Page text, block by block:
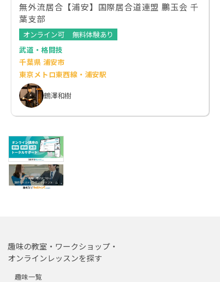
無外流居合【浦安】国際居合道連盟 鵬玉会 千
葉支部
オンライン可
無料体験あり
武道・格闘技
千葉県 浦安市
東京メトロ東西線・浦安駅
鶴澤和樹
趣味の教室・ワークショップ・
オンラインレッスンを探す
趣味一覧